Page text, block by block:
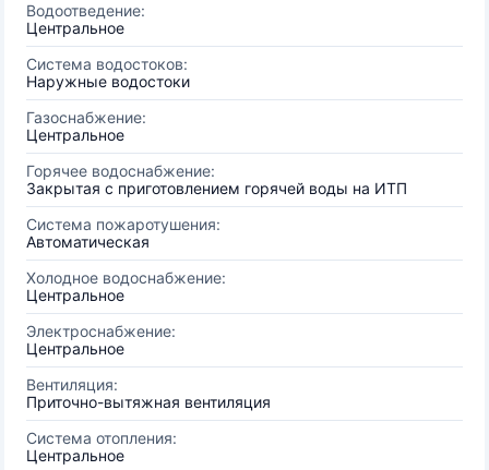
Водоотведение:
Центральное
Система водостоков:
Наружные водостоки
Газоснабжение:
Центральное
Горячее водоснабжение:
Закрытая с приготовлением горячей воды на ИТП
Система пожаротушения:
Автоматическая
Холодное водоснабжение:
Центральное
Электроснабжение:
Центральное
Вентиляция:
Приточно-вытяжная вентиляция
Система отопления:
Центральное